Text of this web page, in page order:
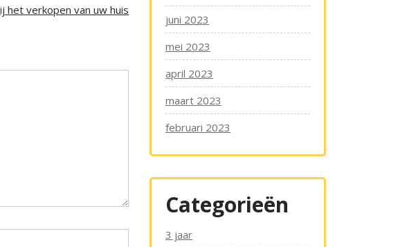
het verkopen van uw huis
juni 2023
mei 2023
april 2023
maart 2023
februari 2023
Categorieën
3 jaar